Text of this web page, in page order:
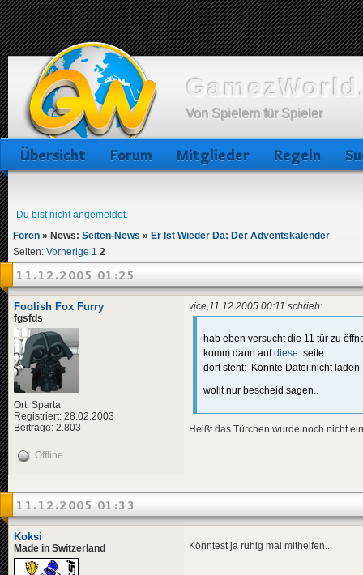
Von Spielern für Spieler
Übersicht Forum Mitglieder Regeln
Du bist nicht angemeldet.
Foren » News: Seiten-News » Er Ist Wieder Da: Der Adventskalender
Seiten: Vorherige 1 2
11.12.2005 01:25
Foolish Fox Furry
fgsfds
Ort: Sparta
Registriert: 28.02.2003
Beiträge: 2.803
vice,11.12.2005 00:11 schrieb:
hab eben versucht die 11 tür zu
komm dann aufdiese. seite
dort steht: Konnte Datei nicht
wollt nur bescheid sagen..
Heißt das Türchen wurde noch nicht
Offline
11.12.2005 01:33
Koksi
Made in Switzerland Könntest ja ruhig mal mithelfen...